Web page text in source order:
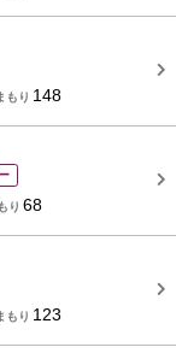
もり 148
り 68
もり 123